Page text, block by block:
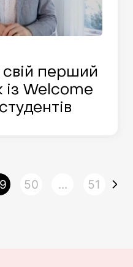
перший
із Welcome
50 ... 51